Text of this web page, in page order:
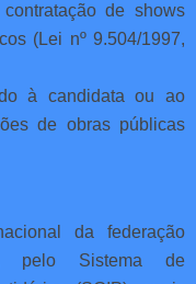
de shows
(Lei nº 9.504/1997,
à candidata ou ao
de obras públicas
da federação
pelo Sistema de